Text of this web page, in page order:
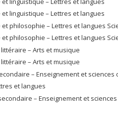
linguistique – Lettres et langues
philosophie – Lettres et langues
philosophie – Lettres et langues
– Arts et musique
– Arts et musique
– Enseignement et sciences
et langues
– Enseignement et